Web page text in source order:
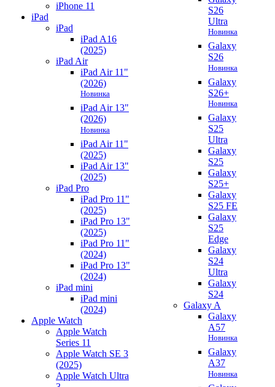
iPhone 11
iPad
iPad
iPad A16
(2025)
iPad Air
iPad Air 11"
(2026)
Новинка
iPad Air 13"
(2026)
Новинка
iPad Air 11"
(2025)
iPad Air 13"
(2025)
iPad Pro
iPad Pro 11"
(2025)
iPad Pro 13"
(2025)
iPad Pro 11"
(2024)
iPad Pro 13"
(2024)
iPad mini
iPad mini
(2024)
Apple Watch
Apple Watch
Series 11
Apple Watch SE 3
(2025)
Apple Watch Ultra
S26
Ultra
Новинка
Galaxy
S26
Новинка
Galaxy
S26+
Новинка
Galaxy
S25
Ultra
Galaxy
S25
Galaxy
S25+
Galaxy
S25 FE
Galaxy
S25
Edge
Galaxy
S24
Ultra
Galaxy
S24
Galaxy A
Galaxy
A57
Новинка
Galaxy
A37
Новинка